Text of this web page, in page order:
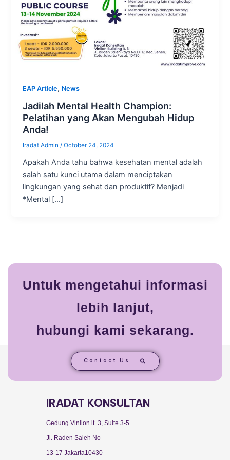
EAP Article, News
Jadilah Mental Health Champion:
Pelatihan yang Akan Mengubah Hidup
Anda!
Iradat Admin/October 24, 2024
Apakah Anda tahu bahwa kesehatan mental adalah
salah satu kunci utama dalam menciptakan
lingkungan yang sehat dan produktif? Menjadi
*Mental […]
Untuk mengetahui informasi
lebih lanjut,
hubungi kami sekarang.
Contact Us
IRADAT KONSULTAN
Gedung Vinilon lt 3, Suite 3-5
Jl. Raden Saleh No
13-17 Jakarta10430